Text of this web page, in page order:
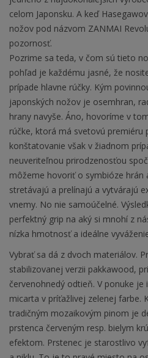
celom Japonsku. A keď
nožov pod názvom ZANMAI
pozornosť.
Pozrime sa teda, v čom sú tieto
pohľad je každému jasné, že
prípade hlavne rúčky. Kým
japonských nožov je osemhran,
hrany navyše. Áno, hovoríme v
rúčke, ktorá má svetovú premiéru
konštatovanie však v žiadnom
neuveriteľnou prirodzenosťou
môžeme hovoriť o symbióze hrán
stretávajú a prelínajú a vytvárajú
vnemy. No nie samoúčelné.
perfektný grip na aký si mnohí z
nízka hmotnosť a ideálne
Vybrať sa dá z dvoch materiálov.
stabilizovanej verzii pakkawood,
červenohnedý odtieň. V ponuke
micarta v príťažlivej zelenej farbe.
tradičným mozaikovým pinom je
prstenca červeným resp. bielym
efektom. Prstenec je starostlivo